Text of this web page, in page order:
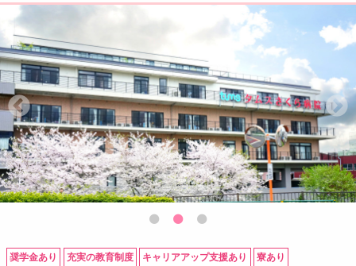
奨学金あり 充実の教育制度 キャリアアップ支援あり 寮あり